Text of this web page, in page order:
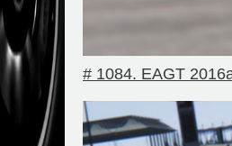
# 1084. EAGT